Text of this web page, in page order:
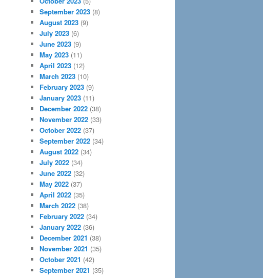
September 2023 (8)
August 2023 (9)
July 2023 (6)
June 2023 (9)
May 2023 (11)
April 2023 (12)
March 2023 (10)
February 2023 (9)
January 2023 (11)
December 2022 (38)
November 2022 (33)
October 2022 (37)
September 2022 (34)
August 2022 (34)
July 2022 (34)
June 2022 (32)
May 2022 (37)
April 2022 (35)
March 2022 (38)
February 2022 (34)
January 2022 (36)
December 2021 (38)
November 2021 (35)
October 2021 (42)
September 2021 (35)